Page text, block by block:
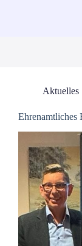
Aktuelles
Ehrenamtliches